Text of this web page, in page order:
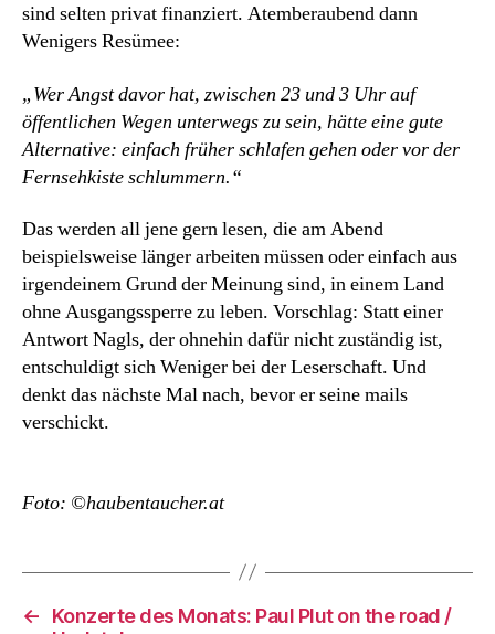
sind selten privat finanziert. Atemberaubend dann
Wenigers Resümee:
„Wer Angst davor hat, zwischen 23 und 3 Uhr auf
öffentlichen Wegen unterwegs zu sein, hätte eine gute
Alternative: einfach früher schlafen gehen oder vor der
Fernsehkiste schlummern.“
Das werden all jene gern lesen, die am Abend
beispielsweise länger arbeiten müssen oder einfach aus
irgendeinem Grund der Meinung sind, in einem Land
ohne Ausgangssperre zu leben. Vorschlag: Statt einer
Antwort Nagls, der ohnehin dafür nicht zuständig ist,
entschuldigt sich Weniger bei der Leserschaft. Und
denkt das nächste Mal nach, bevor er seine mails
verschickt.
Foto: ©haubentaucher.at
←
Konzerte des Monats: Paul Plut on the road /